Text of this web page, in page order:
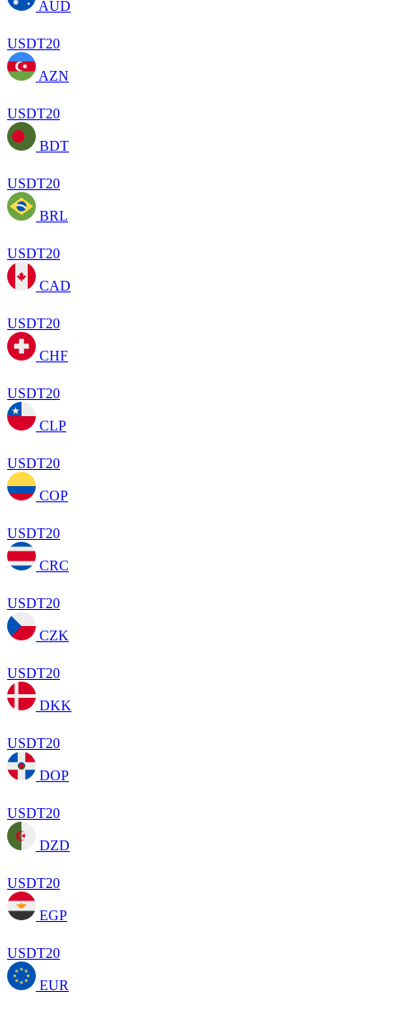
AUD
USDT20
AZN
USDT20
BDT
USDT20
BRL
USDT20
CAD
USDT20
CHF
USDT20
CLP
USDT20
COP
USDT20
CRC
USDT20
CZK
USDT20
DKK
USDT20
DOP
USDT20
DZD
USDT20
EGP
USDT20
EUR